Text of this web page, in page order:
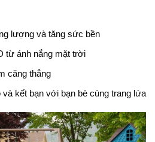
lượng và tăng sức bền
từ ánh nắng mặt trời
căng thẳng
và kết bạn với bạn bè cùng trang lứa